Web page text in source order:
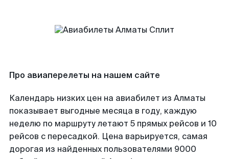
Про авиаперелеты на нашем сайте
Календарь низких цен на авиабилет из Алматы
показывает выгодные месяца в году, каждую
неделю по маршруту летают 5 прямых рейсов и 10
рейсов с пересадкой. Цена варьируется, самая
дорогая из найденных пользователями 9000